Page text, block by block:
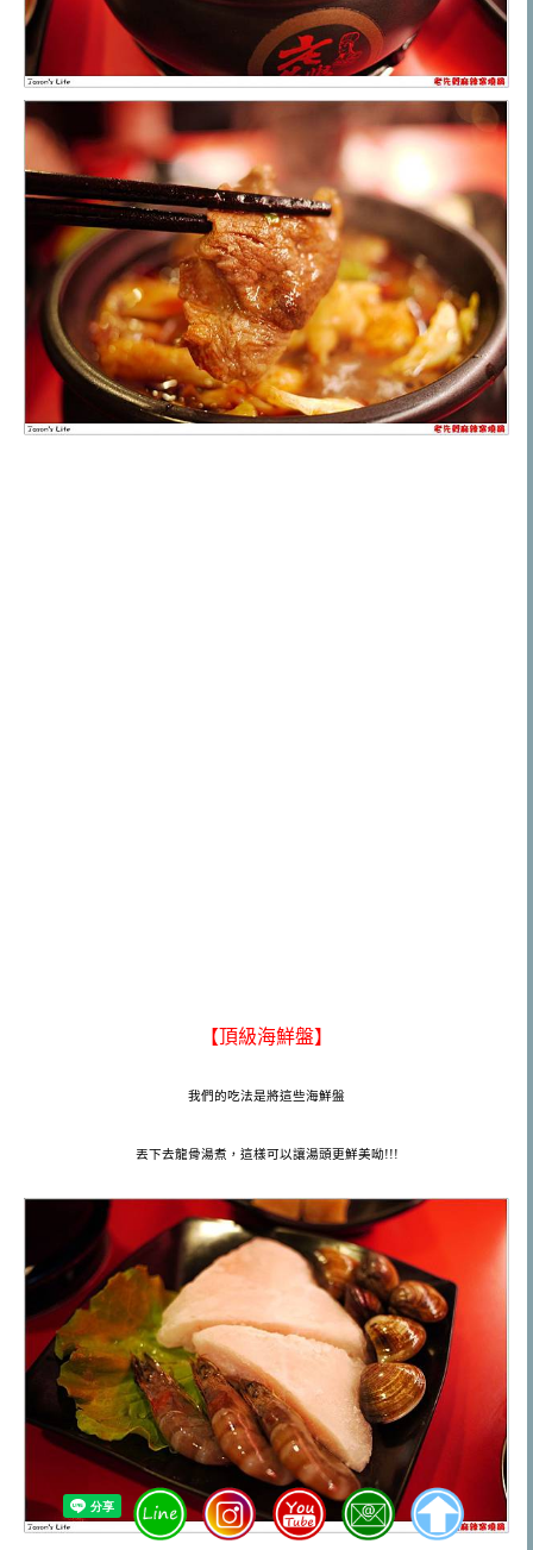
【頂級海鮮盤】
我們的吃法是將這些海鮮盤
丟下去龍骨湯煮，這樣可以讓湯頭更鮮美呦!!!